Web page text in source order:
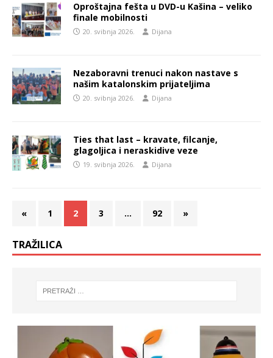
Oproštajna fešta u DVD-u Kašina – veliko
finale mobilnosti
20. svibnja 2026. Dijana
Nezaboravni trenuci nakon nastave s
našim katalonskim prijateljima
20. svibnja 2026. Dijana
Ties that last – kravate, filcanje,
glagoljica i neraskidive veze
19. svibnja 2026. Dijana
« 1 2 3 … 92 »
TRAŽILICA